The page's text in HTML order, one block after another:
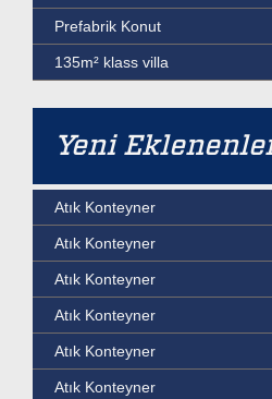
Prefabrik Konut
135m² klass villa
Yeni
Atık Konteyner
Atık Konteyner
Atık Konteyner
Atık Konteyner
Atık Konteyner
Atık Konteyner